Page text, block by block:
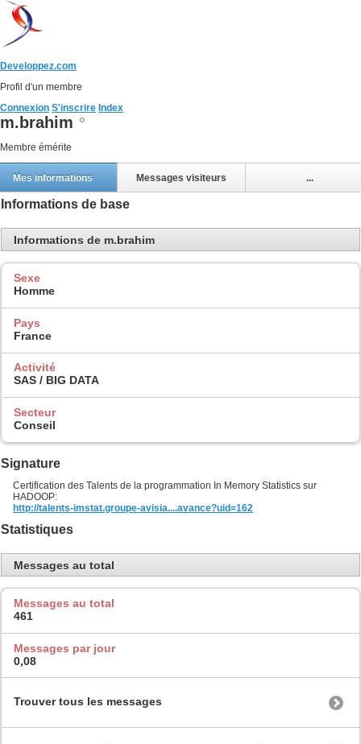
Developpez.com
Profil d'un membre
Connexion S'inscrire Index
m.brahim
Membre émérite
Mes informations Messages visiteurs ...
Informations de base
Informations de m.brahim
Sexe
Homme
Pays
France
Activité
SAS / BIG DATA
Secteur
Conseil
Signature
Certification des Talents de la programmation In Memory Statistics sur
HADOOP:
http://talents-imstat.groupe-avisia....avance?uid=162
Statistiques
Messages au total
Messages au total
461
Messages par jour
0,08
Trouver tous les messages